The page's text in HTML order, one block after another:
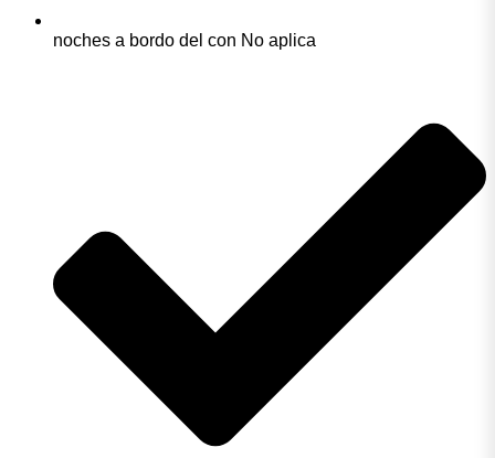
noches a bordo del con No aplica